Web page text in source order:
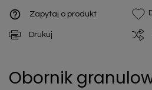
help_outline Zapytaj o produkt
Drukuj
Obornik